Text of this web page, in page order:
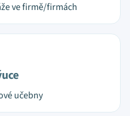
ve firmě/firmách
učebny